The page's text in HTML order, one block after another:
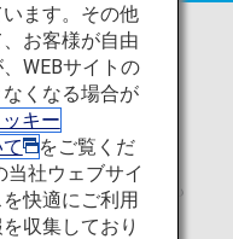
りが制限ま
の（国際
お預かりができないも
ます。その他
お客様が自由
WEBサイトの
くなる場合が
キー
をご覧くだ
当社ウェブサイ
快適にご利用
収集しており